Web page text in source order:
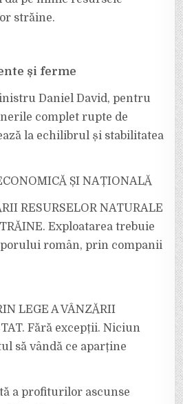
străine.
și ferme
Daniel David, pentru
complet rupte de
la echilibrul și stabilitatea
ȘI NAȚIONALĂ
RESURSELOR NATURALE
Exploatarea trebuie
român, prin companii
LEGE A VÂNZĂRII
Fără excepții. Niciun
să vândă ce aparține
a profiturilor ascunse